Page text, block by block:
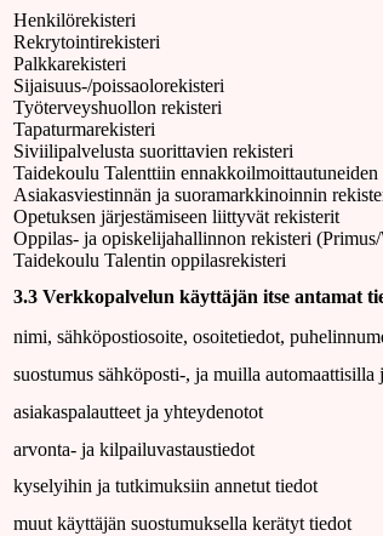
Henkilörekisteri
Rekrytointirekisteri
Palkkarekisteri
Sijaisuus-/poissaolorekisteri
Työterveyshuollon rekisteri
Tapaturmarekisteri
Siviilipalvelusta suorittavien rekisteri
Taidekoulu Talenttiin ennakkoilmoittautuneiden
Asiakasviestinnän ja suoramarkkinoinnin
Opetuksen järjestämiseen liittyvät rekisterit
Oppilas- ja opiskelijahallinnon rekisteri
Taidekoulu Talentin oppilasrekisteri
3.3 Verkkopalvelun käyttäjän itse antamat
nimi, sähköpostiosoite, osoitetiedot,
suostumus sähköposti-, ja muilla
asiakaspalautteet ja yhteydenotot
arvonta- ja kilpailuvastaustiedot
kyselyihin ja tutkimuksiin annetut tiedot
muut käyttäjän suostumuksella kerätyt tiedot